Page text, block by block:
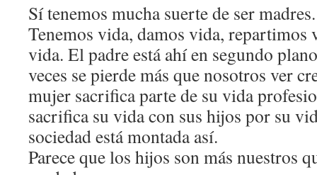
Sí tenemos mucha suerte de ser madres.
Tenemos vida, damos vida,
vida. El padre está ahí en segundo
veces se pierde más que nosotros ver
mujer sacrifica parte de su vida
sacrifica su vida con sus hijos por su
sociedad está montada así.
Parece que los hijos son más nuestros